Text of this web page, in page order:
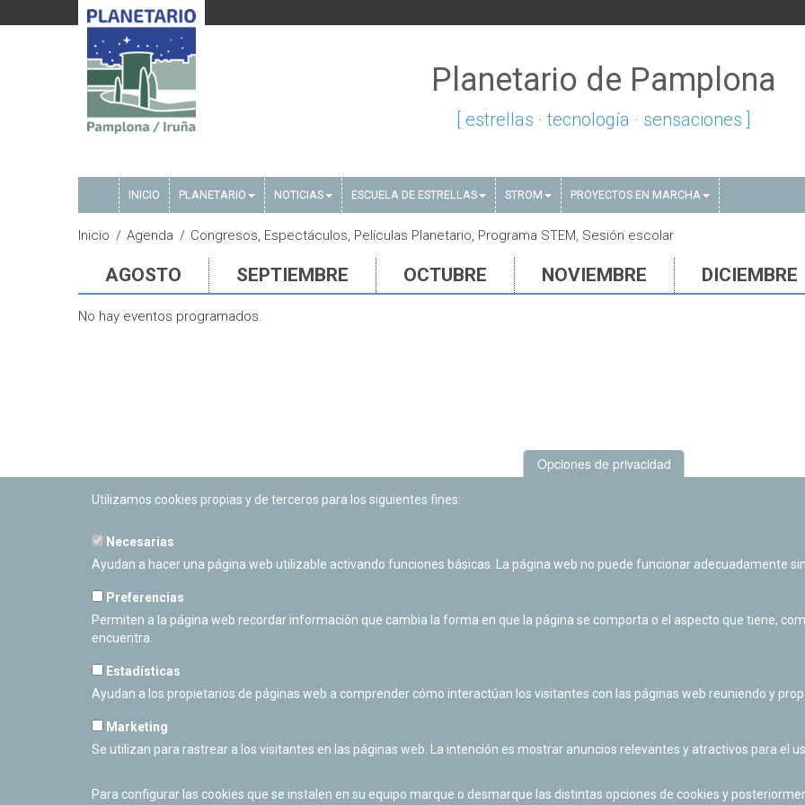
Planetario de Pamplona
[ estrellas · tecnología · sensaciones ]
INICIO PLANETARIO NOTICIAS ESCUELA DE ESTRELLAS STROM PROYECTOS EN MARCHA
Inicio Agenda Congresos, Espectáculos, Películas Planetario, Programa STEM, Sesión escolar
AGOSTO SEPTIEMBRE OCTUBRE NOVIEMBRE DICIEMBRE
No hay eventos programados.
PLANETARIO DE PAMPLONA
Calle Sancho RamÃ­rez, s/n
Cerrado Temporalmente
Opciones de privacidad
Utilizamos cookies propias y de terceros para los siguientes fines:
Necesarias
Ayudan a hacer una página web utilizable activando funciones básicas. La página web no puede funcionar adecuadamente
Preferencias
Permiten a la página web recordar información que cambia la forma en que la página se comporta o el aspecto que tiene,
encuentra.
Estadísticas
Ayudan a los propietarios de páginas web a comprender cómo interactúan los visitantes con las páginas web reuniendo y
Marketing
Se utilizan para rastrear a los visitantes en las páginas web. La intención es mostrar anuncios relevantes y atractivos para el
Para configurar las cookies que se instalen en su equipo marque o desmarque las distintas opciones de cookies y